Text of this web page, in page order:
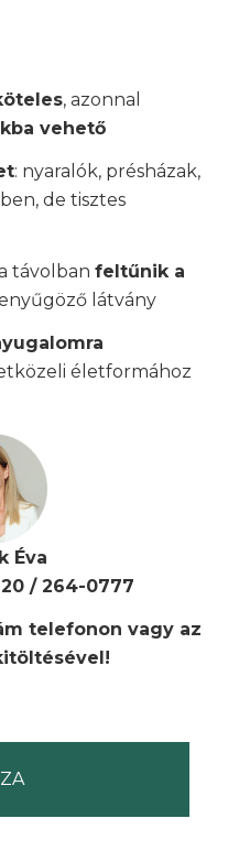
, azonnal
vehető
: nyaralók, présházak,
de tisztes
távolban feltűnik a
látvány
életformához
Éva
/ 264-0777
telefonon vagy az